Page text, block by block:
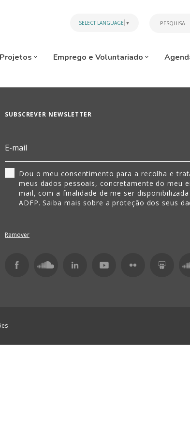
SELECT LANGUAGE ▼
Projetos Emprego e Voluntariado
SUBSCREVER NEWSLETTER
Dou o meu consentimento para a recolha e
meus dados pessoais, concretamente do meu
mail, com a finalidade de me ser
ADFP. Saiba mais sobre a proteção dos seus
Remover